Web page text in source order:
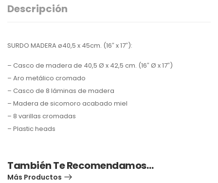
Descripción
SURDO MADERA ø40,5 x 45cm. (16″ x 17″):
– Casco de madera de 40,5 Ø x 42,5 cm. (16″ Ø x 17″)
– Aro metálico cromado
– Casco de 8 láminas de madera
– Madera de sicomoro acabado miel
– 8 varillas cromadas
– Plastic heads
También Te Recomendamos…
Más Productos